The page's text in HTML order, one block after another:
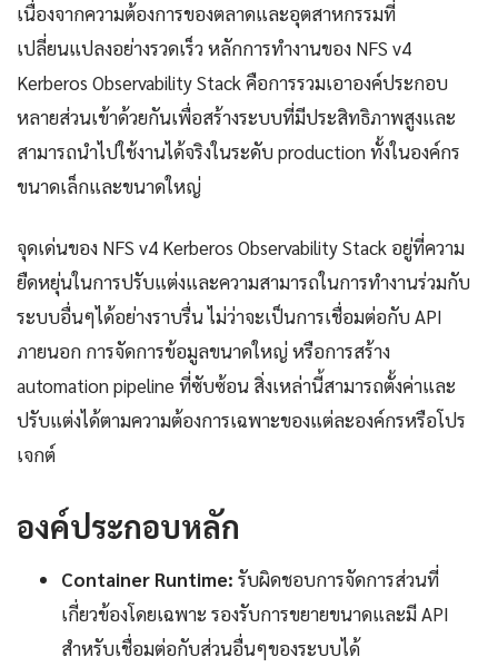
เนื่องจากความต้องการของตลาดและอุตสาหกรรมที่
เปลี่ยนแปลงอย่างรวดเร็ว หลักการทำงานของ NFS v4
Kerberos Observability Stack คือการรวมเอาองค์ประกอบ
หลายส่วนเข้าด้วยกันเพื่อสร้างระบบที่มีประสิทธิภาพสูงและ
สามารถนำไปใช้งานได้จริงในระดับ production ทั้งในองค์กร
ขนาดเล็กและขนาดใหญ่
จุดเด่นของ NFS v4 Kerberos Observability Stack อยู่ที่ความ
ยืดหยุ่นในการปรับแต่งและความสามารถในการทำงานร่วมกับ
ระบบอื่นๆได้อย่างราบรื่น ไม่ว่าจะเป็นการเชื่อมต่อกับ API
ภายนอก การจัดการข้อมูลขนาดใหญ่ หรือการสร้าง
automation pipeline ที่ซับซ้อน สิ่งเหล่านี้สามารถตั้งค่าและ
ปรับแต่งได้ตามความต้องการเฉพาะของแต่ละองค์กรหรือโปร
เจกต์
องค์ประกอบหลัก
Container Runtime: รับผิดชอบการจัดการส่วนที่
เกี่ยวข้องโดยเฉพาะ รองรับการขยายขนาดและมี API
สำหรับเชื่อมต่อกับส่วนอื่นๆของระบบได้